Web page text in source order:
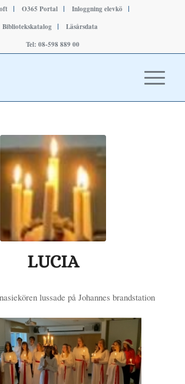
O365 Portal
Inloggning elevkö
Bibliotekskatalog
Läsårsdata
Tel: 08-598 889 00
LUCIA
lussade på Johannes brandstation